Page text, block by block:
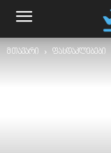
მთავარი ფასდაკლებები